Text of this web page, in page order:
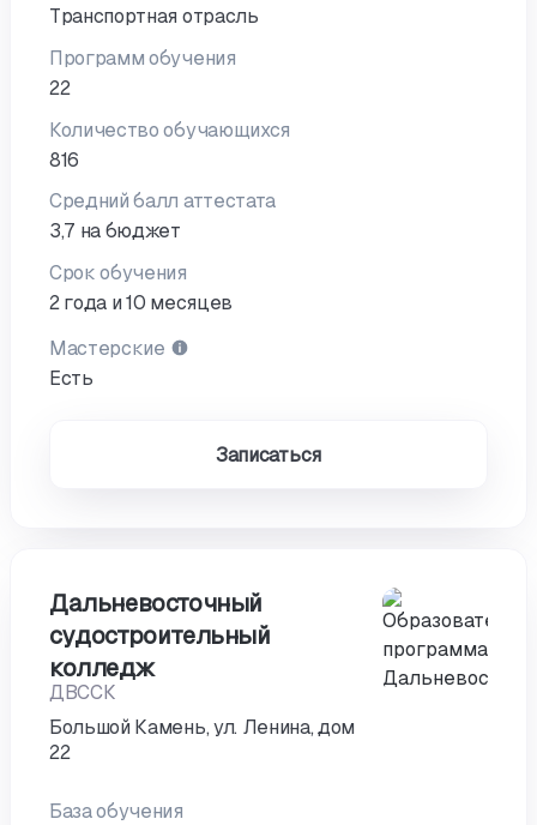
Транспортная отрасль
Программ обучения
22
Количество обучающихся
816
Средний балл аттестата
3,7 на бюджет
Срок обучения
2 года и 10 месяцев
Мастерские
Есть
Записаться
Дальневосточный
судостроительный
колледж
ДВССК
Большой Камень, ул. Ленина, дом
22
База обучения